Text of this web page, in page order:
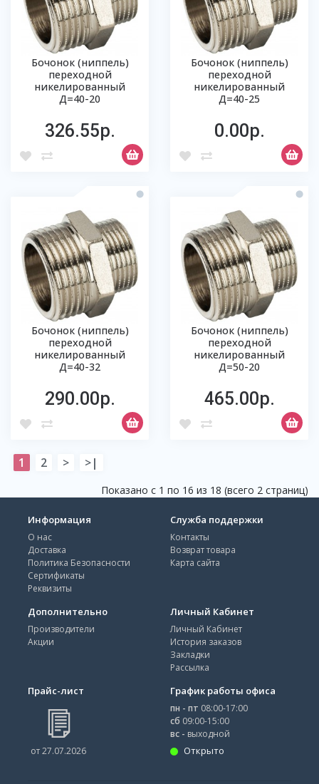
Бочонок (ниппель)
переходной
никелированный
Д=40-20
326.55р.
Бочонок (ниппель)
переходной
никелированный
Д=40-25
0.00р.
Бочонок (ниппель)
переходной
никелированный
Д=40-32
290.00р.
Бочонок (ниппель)
переходной
никелированный
Д=50-20
465.00р.
1 2 > >|
Показано с 1 по 16 из 18 (всего 2 страниц)
Информация
О нас
Доставка
Политика Безопасности
Сертификаты
Реквизиты
Служба поддержки
Контакты
Возврат товара
Карта сайта
Дополнительно
Производители
Акции
Личный Кабинет
Личный Кабинет
История заказов
Закладки
Рассылка
Прайс-лист
от 27.07.2026
График работы офиса
пн - пт 08:00-17:00
сб 09:00-15:00
вс - выходной
Открыто